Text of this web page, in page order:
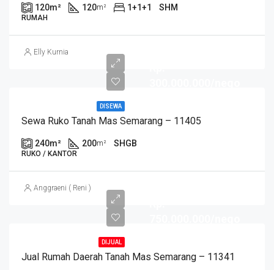
120m² 120m² 1+1+1 SHM
RUMAH
Elly Kurnia
DISEWA
Sewa Ruko Tanah Mas Semarang – 11405
240m² 200m² SHGB
RUKO / KANTOR
Anggraeni ( Reni )
DIJUAL
Jual Rumah Daerah Tanah Mas Semarang – 11341